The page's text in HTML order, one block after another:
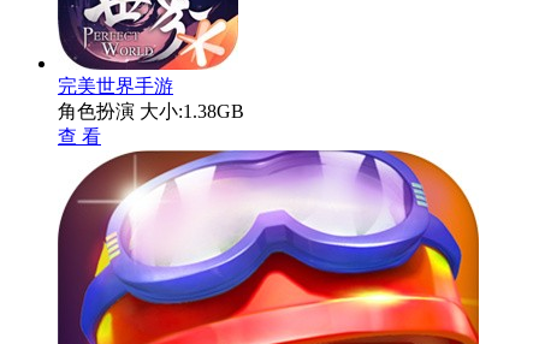
完美世界手游
角色扮演 大小:1.38GB
查 看